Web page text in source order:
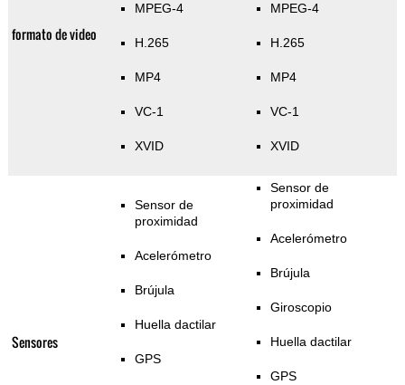
formato de video
MPEG-4
H.265
MP4
VC-1
XVID
MPEG-4
H.265
MP4
VC-1
XVID
Sensores
Sensor de
proximidad
Acelerómetro
Brújula
Huella dactilar
GPS
Sensor de
proximidad
Acelerómetro
Brújula
Giroscopio
Huella dactilar
GPS